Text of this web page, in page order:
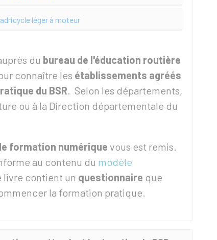
léger à moteur
du bureau de l'éducation routière
connaître les établissements agréés
du BSR. Selon les départements,
ou à la Direction départementale du
formation numérique vous est remis.
au contenu du modèle
livre contient un questionnaire que
la formation pratique.